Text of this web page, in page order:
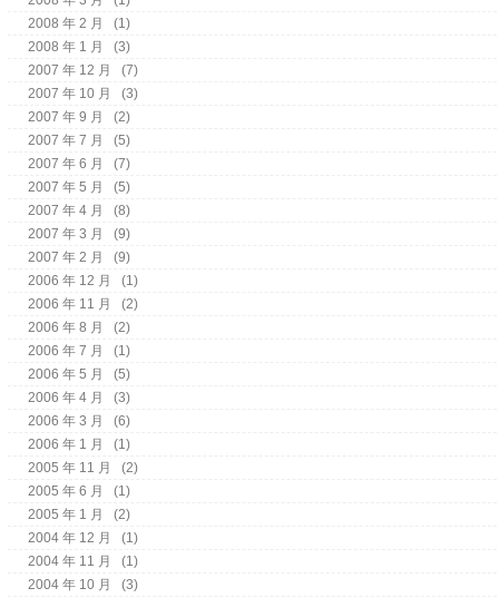
2008 年 2 月
(1)
2008 年 1 月
(3)
2007 年 12 月
(7)
2007 年 10 月
(3)
2007 年 9 月
(2)
2007 年 7 月
(5)
2007 年 6 月
(7)
2007 年 5 月
(5)
2007 年 4 月
(8)
2007 年 3 月
(9)
2007 年 2 月
(9)
2006 年 12 月
(1)
2006 年 11 月
(2)
2006 年 8 月
(2)
2006 年 7 月
(1)
2006 年 5 月
(5)
2006 年 4 月
(3)
2006 年 3 月
(6)
2006 年 1 月
(1)
2005 年 11 月
(2)
2005 年 6 月
(1)
2005 年 1 月
(2)
2004 年 12 月
(1)
2004 年 11 月
(1)
2004 年 10 月
(3)